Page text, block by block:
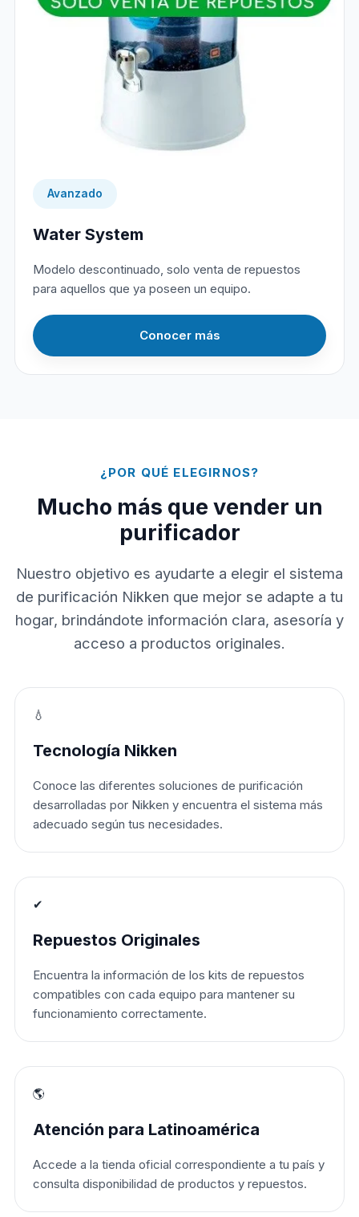
Avanzado
Water System
Modelo descontinuado, solo venta de repuestos
para aquellos que ya poseen un equipo.
Conocer más
¿POR QUÉ ELEGIRNOS?
Mucho más que vender un
purificador
Nuestro objetivo es ayudarte a elegir el sistema
de purificación Nikken que mejor se adapte a tu
hogar, brindándote información clara, asesoría y
acceso a productos originales.
💧
Tecnología Nikken
Conoce las diferentes soluciones de purificación
desarrolladas por Nikken y encuentra el sistema más
adecuado según tus necesidades.
✔
Repuestos Originales
Encuentra la información de los kits de repuestos
compatibles con cada equipo para mantener su
funcionamiento correctamente.
🌎
Atención para Latinoamérica
Accede a la tienda oficial correspondiente a tu país y
consulta disponibilidad de productos y repuestos.